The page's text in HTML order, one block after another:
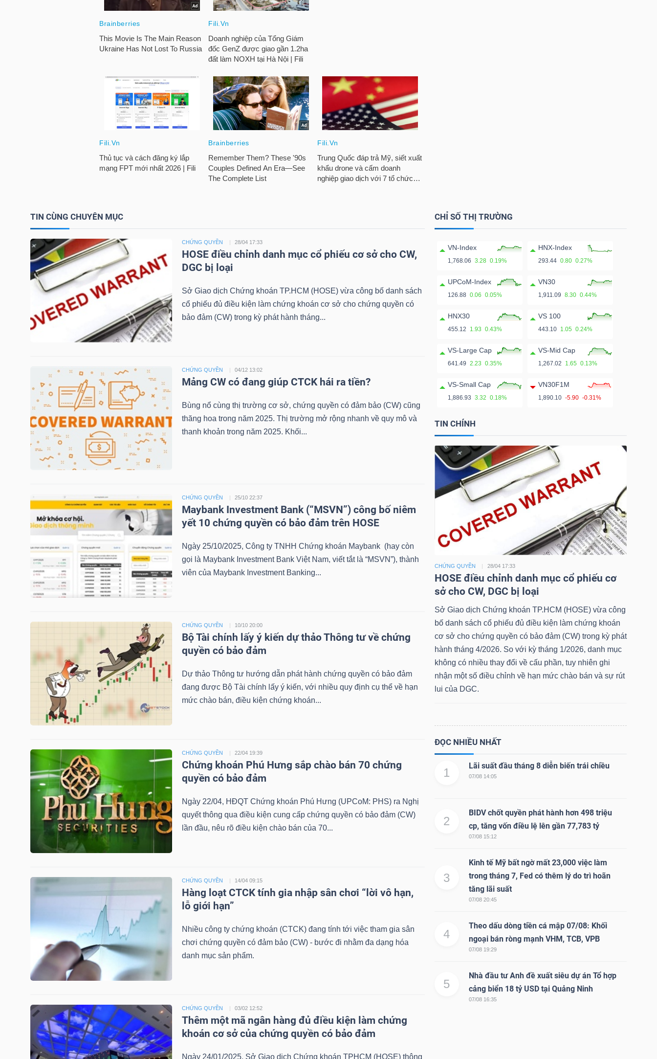
TIN CÙNG CHUYÊN MỤC
CHỨNG QUYỀN 28/04 17:33
HOSE điều chỉnh danh mục cổ phiếu cơ sở cho CW,
DGC bị loại
Sở Giao dịch Chứng khoán TP.HCM (HOSE) vừa công bố danh sách
cổ phiếu đủ điều kiện làm chứng khoán cơ sở cho chứng quyền có
bảo đảm (CW) trong kỳ phát hành tháng...
CHỨNG QUYỀN 04/12 13:02
Mảng CW có đang giúp CTCK hái ra tiền?
Bùng nổ cùng thị trường cơ sở, chứng quyền có đảm bảo (CW) cũng
thăng hoa trong năm 2025. Thị trường mở rộng nhanh về quy mô và
thanh khoản trong năm 2025. Khối...
CHỨNG QUYỀN 25/10 22:37
Maybank Investment Bank (“MSVN”) công bố niêm
yết 10 chứng quyền có bảo đảm trên HOSE
Ngày 25/10/2025, Công ty TNHH Chứng khoán Maybank (hay còn
gọi là Maybank Investment Bank Việt Nam, viết tắt là “MSVN”), thành
viên của Maybank Investment Banking...
CHỨNG QUYỀN 10/10 20:00
Bộ Tài chính lấy ý kiến dự thảo Thông tư về chứng
quyền có bảo đảm
Dự thảo Thông tư hướng dẫn phát hành chứng quyền có bảo đảm
đang được Bộ Tài chính lấy ý kiến, với nhiều quy định cụ thể về hạn
mức chào bán, điều kiện chứng khoán...
CHỨNG QUYỀN 22/04 19:39
Chứng khoán Phú Hưng sắp chào bán 70 chứng
quyền có bảo đảm
Ngày 22/04, HĐQT Chứng khoán Phú Hưng (UPCoM: PHS) ra Nghị
quyết thông qua điều kiện cung cấp chứng quyền có bảo đảm (CW)
lần đầu, nêu rõ điều kiện chào bán của 70...
CHỨNG QUYỀN 14/04 09:15
Hàng loạt CTCK tính gia nhập sân chơi “lời vô hạn,
lỗ giới hạn”
Nhiều công ty chứng khoán (CTCK) đang tính tới việc tham gia sân
chơi chứng quyền có đảm bảo (CW) - bước đi nhằm đa dạng hóa
danh mục sản phẩm.
CHỨNG QUYỀN 03/02 12:52
Thêm một mã ngân hàng đủ điều kiện làm chứng
khoán cơ sở của chứng quyền có bảo đảm
Ngày 24/01/2025, Sở Giao dịch Chứng khoán TPHCM (HOSE) thông
CHỈ SỐ THỊ TRƯỜNG
VN-Index
1,768.06 3.28 0.19%
HNX-Index
293.44 0.80 0.27%
UPCoM-Index
126.88 0.06 0.05%
VN30
1,911.09 8.30 0.44%
HNX30
455.12 1.93 0.43%
VS 100
443.10 1.05 0.24%
VS-Large Cap
641.49 2.23 0.35%
VS-Mid Cap
1,267.02 1.65 0.13%
VS-Small Cap
1,886.93 3.32 0.18%
VN30F1M
1,890.10 -5.90 -0.31%
TIN CHÍNH
CHỨNG QUYỀN 28/04 17:33
HOSE điều chỉnh danh mục cổ phiếu cơ
sở cho CW, DGC bị loại
Sở Giao dịch Chứng khoán TP.HCM (HOSE) vừa công
bố danh sách cổ phiếu đủ điều kiện làm chứng khoán
cơ sở cho chứng quyền có bảo đảm (CW) trong kỳ phát
hành tháng 4/2026. So với kỳ tháng 1/2026, danh mục
không có nhiều thay đổi về cấu phần, tuy nhiên ghi
nhận một số điều chỉnh về hạn mức chào bán và sự rút
lui của DGC.
ĐỌC NHIỀU NHẤT
1
Lãi suất đầu tháng 8 diễn biến trái chiều
07/08 14:05
2
BIDV chốt quyền phát hành hơn 498 triệu
cp, tăng vốn điều lệ lên gần 77,783 tỷ
07/08 15:12
3
Kinh tế Mỹ bất ngờ mất 23,000 việc làm
trong tháng 7, Fed có thêm lý do trì hoãn
tăng lãi suất
07/08 20:45
4
Theo dấu dòng tiền cá mập 07/08: Khối
ngoại bán ròng mạnh VHM, TCB, VPB
07/08 19:29
5
Nhà đầu tư Anh đề xuất siêu dự án Tổ hợp
cảng biển 18 tỷ USD tại Quảng Ninh
07/08 16:35
NGÀNH
DOANH
NGHIỆP
CÔNG
ĐẦU
TRUY
XUẤT
Ngành
NĂNG
LƯỢNG
NGUYÊN
NGHIỆP
TIÊU
KHÔNG
THIẾT